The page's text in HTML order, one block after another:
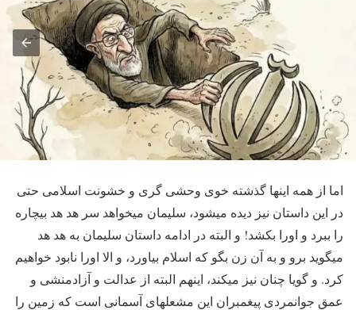
اما از همه اینها گذشته خوی وحشی گری و خشونت اسلامی حتی
در این داستان نیز دیده میشود، سلیمان میخواهد سر هد هد بیچاره
را ببرد و اورا بکشد! و البته در ادامه داستان سلیمان به هد هد
میگوید برو و به آن زن بگو که اسلام بیاورد، و الا اورا نابود خواهیم
کرد. و گویا چنان نیز میکند، اینهم البته از عدالت و آزادمنشی و
عمق جوانمردی پیغمبران این مشعلهای آسمانی است که زمین را